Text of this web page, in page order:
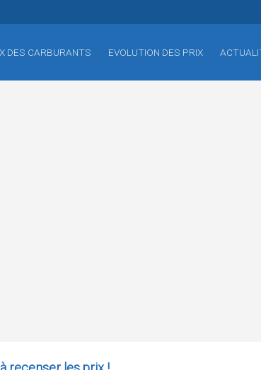
DES CARBURANTS EVOLUTION DES PRIX